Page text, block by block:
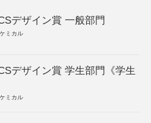
デザイン賞 一般部門
ミカル
デザイン賞 学生部門《学生
ミカル